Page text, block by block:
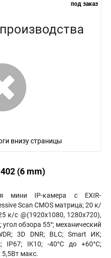
под заказ
внизу страницы
(6 mm)
мини IP-камера с EXIR-
Scan CMOS матрица; 20 к/
к/с @(1920х1080, 1280х720),
обзора 55°; механический
3D DNR; BLC; Smart ИК;
IP67; IK10; -40°C до +60°C;
5,5Вт макс.